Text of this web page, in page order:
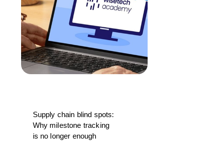
Supply chain blind spots:
Why milestone tracking
is no longer enough